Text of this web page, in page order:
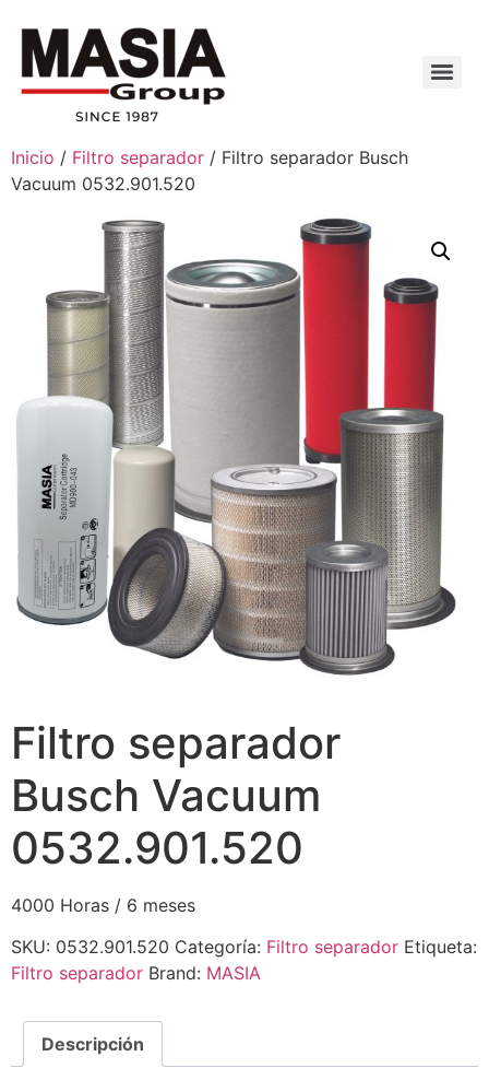
Inicio / Filtro separador / Filtro separador Busch
Vacuum 0532.901.520
Filtro separador
Busch Vacuum
0532.901.520
4000 Horas / 6 meses
SKU: 0532.901.520 Categoría: Filtro separador Etiqueta:
Filtro separador Brand: MASIA
Descripción